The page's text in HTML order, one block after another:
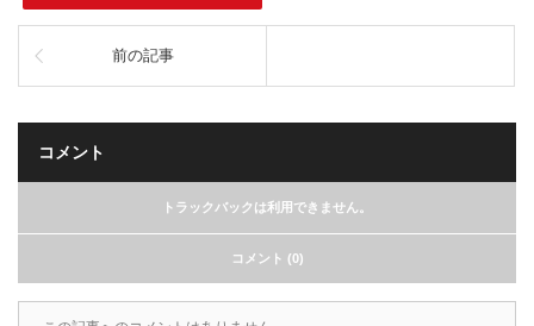
前の記事
コメント
トラックバックは利用できません。
コメント (0)